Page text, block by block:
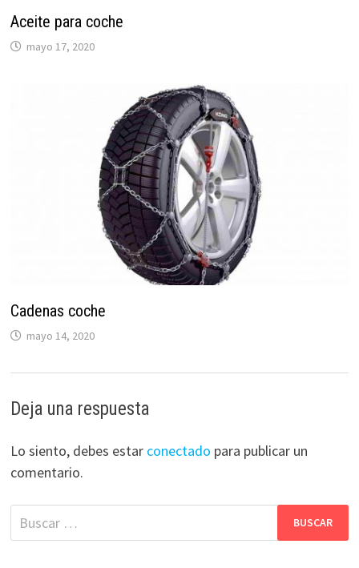
Aceite para coche
mayo 17, 2020
Cadenas coche
mayo 14, 2020
Deja una respuesta
Lo siento, debes estar conectado para publicar un
comentario.
Buscar: